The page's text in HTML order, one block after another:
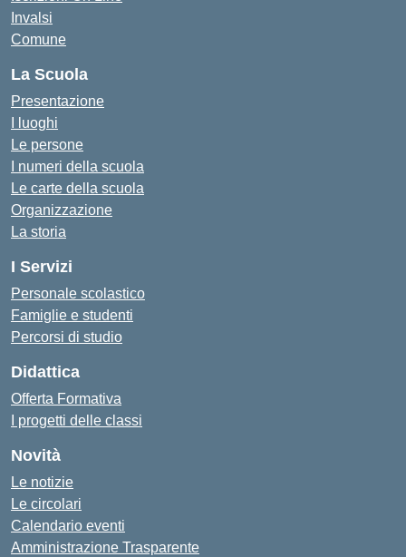
Invalsi
Comune
La Scuola
Presentazione
I luoghi
Le persone
I numeri della scuola
Le carte della scuola
Organizzazione
La storia
I Servizi
Personale scolastico
Famiglie e studenti
Percorsi di studio
Didattica
Offerta Formativa
I progetti delle classi
Novità
Le notizie
Le circolari
Calendario eventi
Amministrazione Trasparente